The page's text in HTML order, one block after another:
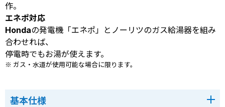
作。
エネポ対応
Hondaの発電機「エネポ」とノーリツのガス給湯器を組み
合わせれば、
停電時でもお湯が使えます。
※ ガス・水道が使用可能な場合に限ります。
基本仕様